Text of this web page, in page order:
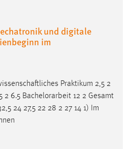
und digitale
im
Praktikum 2,5 2
2 6.5 Bachelorarbeit 12 2 Gesamt
24 27,5 22 28 2 27 14 1) Im